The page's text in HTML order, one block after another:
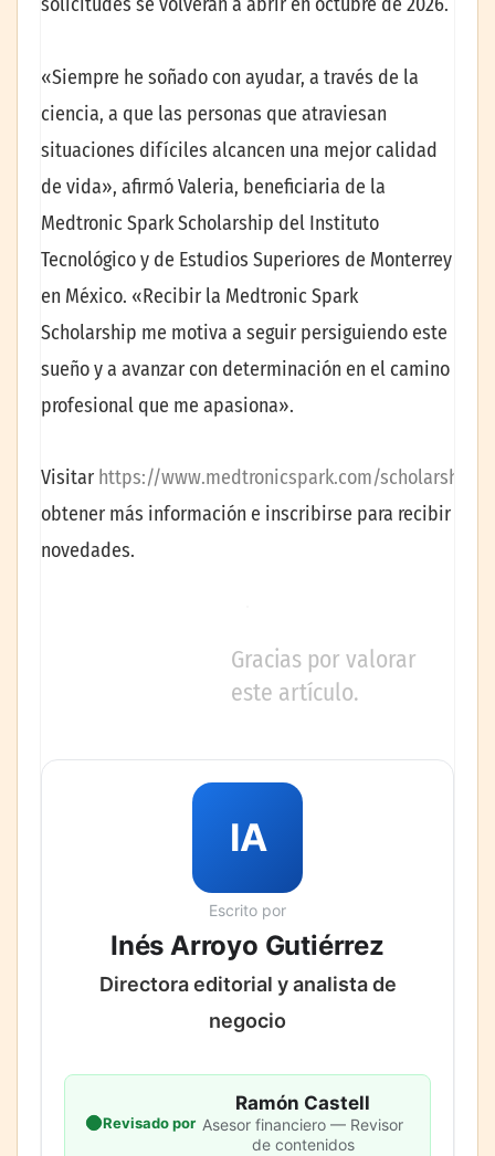
«Siempre he soñado con ayudar, a través de la
ciencia, a que las personas que atraviesan
situaciones difíciles alcancen una mejor calidad
de vida», afirmó Valeria, beneficiaria de la
Medtronic Spark Scholarship del Instituto
Tecnológico y de Estudios Superiores de Monterrey
en México. «Recibir la Medtronic Spark
Scholarship me motiva a seguir persiguiendo este
sueño y a avanzar con determinación en el camino
profesional que me apasiona».
Visitar https://www.medtronicspark.com/scholarship/
obtener más información e inscribirse para recibir
novedades.
Gracias por valorar
este artículo.
IA
Escrito por
Inés Arroyo Gutiérrez
Directora editorial y analista de
negocio
Revisado por
Ramón Castell
Asesor financiero — Revisor
de contenidos